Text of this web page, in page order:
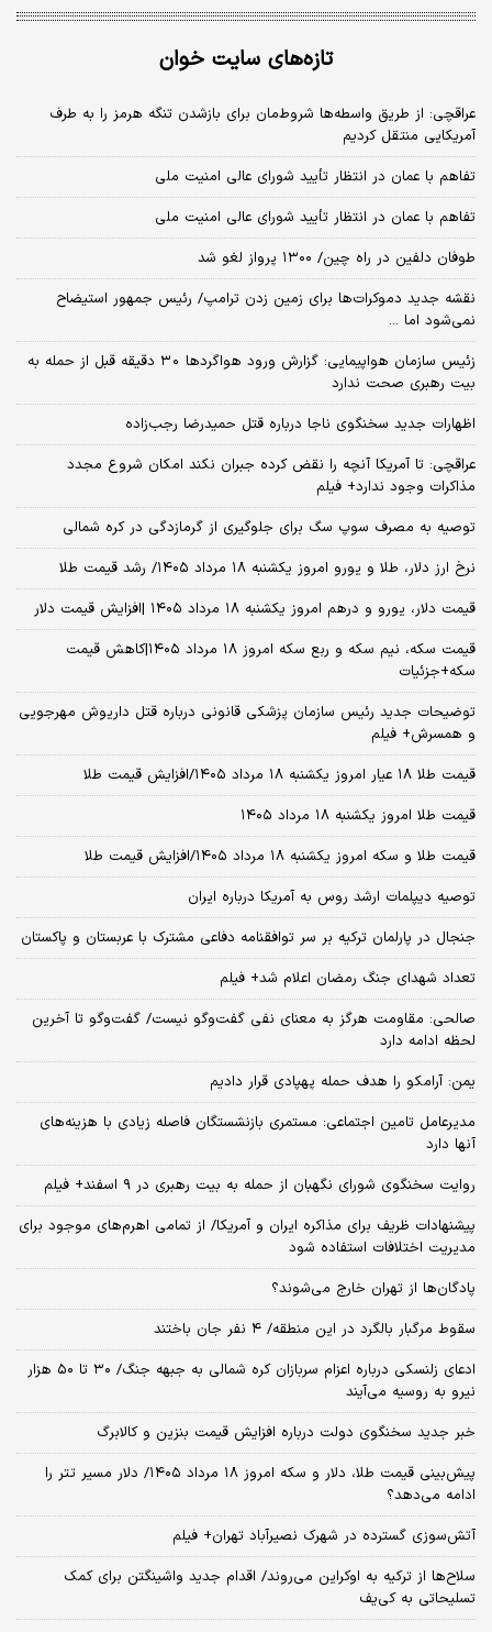
تازه‌های سایت خوان
عراقچی: از طریق واسطه‌ها شروط‌مان برای بازشدن تنگه هرمز را به طرف
آمریکایی منتقل کردیم
تفاهم با عمان در انتظار تأیید شورای عالی امنیت ملی
تفاهم با عمان در انتظار تأیید شورای عالی امنیت ملی
طوفان دلفین در راه چین/ ۱۳۰۰ پرواز لغو شد
نقشه جدید دموکرات‌ها برای زمین زدن ترامپ/ رئیس جمهور استیضاح
نمی‌شود اما ...
زئیس سازمان هواپیمایی: گزارش ورود هواگردها ٣٠ دقیقه قبل از حمله به
بیت رهبری صحت ندارد
اظهارات جدید سخنگوی ناجا درباره قتل حمیدرضا رجب‌زاده
عراقچی: تا آمریکا آنچه را نقض کرده جبران نکند امکان شروع مجدد
مذاکرات وجود ندارد+ فیلم
توصیه به مصرف سوپ سگ برای جلوگیری از گرمازدگی در کره شمالی
نرخ ارز دلار، طلا و یورو امروز یکشنبه ۱۸ مرداد ۱۴۰۵/ رشد قیمت طلا
قیمت دلار، یورو و درهم امروز یکشنبه ۱۸ مرداد ۱۴۰۵ |افزایش قیمت دلار
قیمت سکه، نیم سکه و ربع سکه امروز ۱۸ مرداد ۱۴۰۵|کاهش قیمت
سکه+جزئیات
توضیحات جدید رئیس سازمان پزشکی قانونی درباره قتل داریوش مهرجویی
و همسرش+ فیلم
قیمت طلا ۱۸ عیار امروز یکشنبه ۱۸ مرداد ۱۴۰۵/افزایش قیمت طلا
قیمت طلا امروز یکشنبه ۱۸ مرداد ۱۴۰۵
قیمت طلا و سکه امروز یکشنبه ۱۸ مرداد ۱۴۰۵/افزایش قیمت طلا
توصیه دیپلمات ارشد روس به آمریکا درباره ایران
جنجال در پارلمان ترکیه بر سر توافقنامه دفاعی مشترک با عربستان و پاکستان
تعداد شهدای جنگ رمضان اعلام شد+ فیلم
صالحی: مقاومت هرگز به معنای نفی گفت‌وگو نیست/ گفت‌وگو تا آخرین
لحظه ادامه دارد
یمن: آرامکو را هدف حمله پهپادی قرار دادیم
مدیرعامل تامین اجتماعی: مستمری بازنشستگان فاصله زیادی با هزینه‌های
آنها دارد
روایت سخنگوی شورای نگهبان از حمله به بیت رهبری در ۹ اسفند+ فیلم
پیشنهادات ظریف برای مذاکره ایران و آمریکا/ از تمامی اهرم‌های موجود برای
مدیریت اختلافات استفاده شود
پادگان‌ها از تهران خارج می‌شوند؟
سقوط مرگبار بالگرد در این منطقه/ ۴ نفر جان باختند
ادعای زلنسکی درباره اعزام سربازان کره شمالی به جبهه جنگ/ ۳۰ تا ۵۰ هزار
نیرو به روسیه می‌آیند
خبر جدید سخنگوی دولت درباره افزایش قیمت بنزین و کالابرگ
پیش‌بینی قیمت طلا، دلار و سکه امروز ۱۸ مرداد ۱۴۰۵/ دلار مسیر تتر را
ادامه می‌دهد؟
آتش‌سوزی گسترده در شهرک نصیرآباد تهران+ فیلم
سلاح‌ها از ترکیه به اوکراین می‌روند/ اقدام جدید واشینگتن برای کمک
تسلیحاتی به کی‌یف